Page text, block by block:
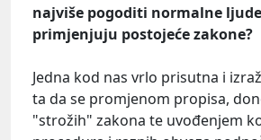
najviše pogoditi normalne
primjenjuju postojeće zakone?
Jedna kod nas vrlo prisutna i
ta da se promjenom propisa,
"strožih" zakona te uvođenjem